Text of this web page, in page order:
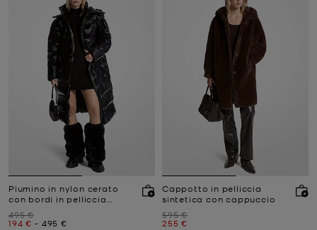
Piumino in nylon cerato
con bordi in pelliccia
sintetica
Prezzo iniziale
495 €
Prezzo attuale
194 € -
a Prezzo attuale
495 €
Cappotto in pelliccia
sintetica con cappuccio
Prezzo iniziale
595 €
Prezzo attuale
255 €